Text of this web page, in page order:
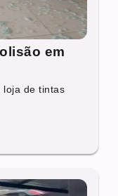
em
loja de tintas